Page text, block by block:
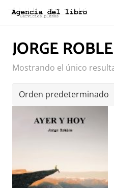
JORGE
Mostrando el único